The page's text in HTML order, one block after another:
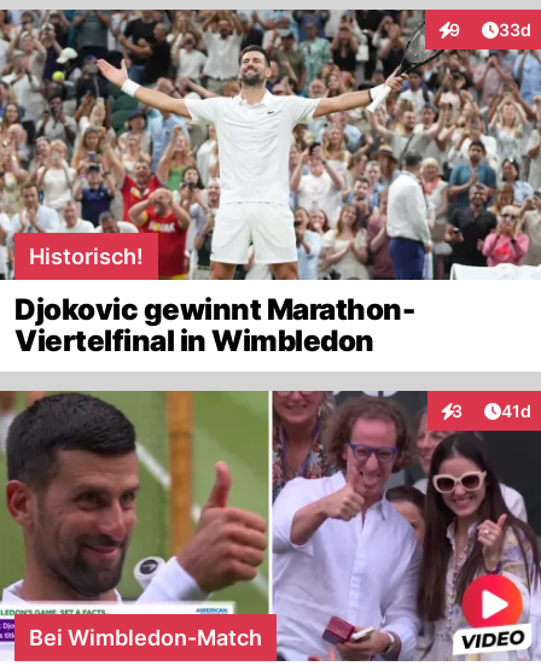
9
Interaktionen
33d
Historisch!
Djokovic gewinnt Marathon-
Viertelfinal in Wimbledon
3
Interaktionen
41d
Bei Wimbledon-Match